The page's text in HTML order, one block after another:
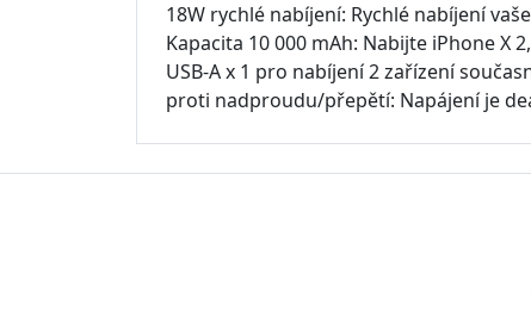
18W rychlé nabíjení: Rychlé nabíjení
Kapacita 10 000 mAh: Nabijte iPhone X
USB-A x 1 pro nabíjení 2 zařízení
proti nadproudu/přepětí: Napájení je